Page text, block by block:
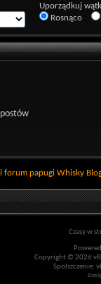
Uporządkuj
Rosnąco
forum papugi Whisky
Czasy w
Copyright © 2026
Spolszczenie: